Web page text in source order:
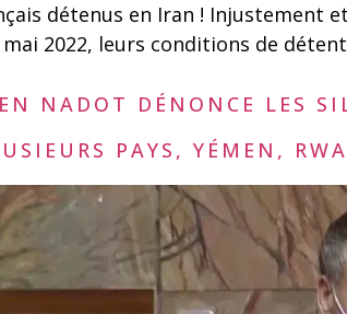
détenus en Iran ! Injustement
mai 2022, leurs conditions de
NADOT DÉNONCE LES
PAYS, YÉMEN,